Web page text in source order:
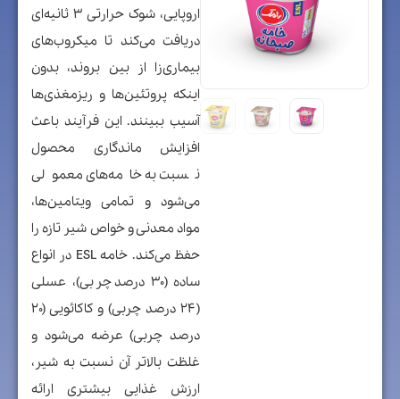
اروپایی، شوک حرارتی ۳ ثانیه‌ای
دریافت می‌کند تا میکروب‌های
بیماری‌زا از بین بروند، بدون
اینکه پروتئین‌ها و ریزمغذی‌ها
آسیب ببینند. این فرآیند باعث
افزایش ماندگاری محصول
نسبت به خامه‌های معمولی
می‌شود و تمامی ویتامین‌ها،
مواد معدنی و خواص شیر تازه را
حفظ می‌کند. خامه ESL در انواع
ساده (۳۰ درصد چربی)، عسلی
(۲۴ درصد چربی) و کاکائویی (۲۰
درصد چربی) عرضه می‌شود و
غلظت بالاتر آن نسبت به شیر،
ارزش غذایی بیشتری ارائه